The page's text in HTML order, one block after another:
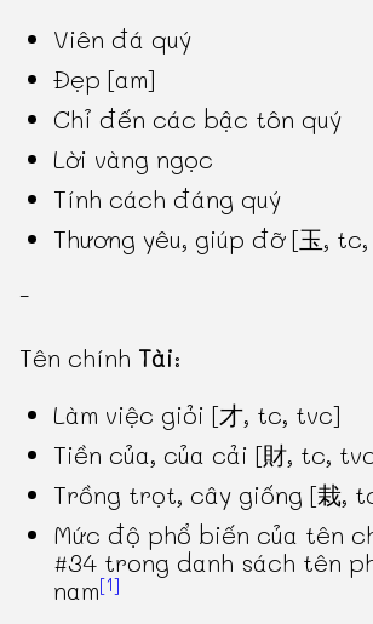
Viên đá quý
Đẹp [am]
Chỉ đến các bậc tôn quý
Lời vàng ngọc
Tính cách đáng quý
Thương yêu, giúp đỡ [玉,
-
Tên chính Tài:
Làm việc giỏi [才, tc, tvc]
Tiền của, của cải [財, tc,
Trồng trọt, cây giống [栽,
Mức độ phổ biến của tên
#34 trong danh sách tên
nam[1]